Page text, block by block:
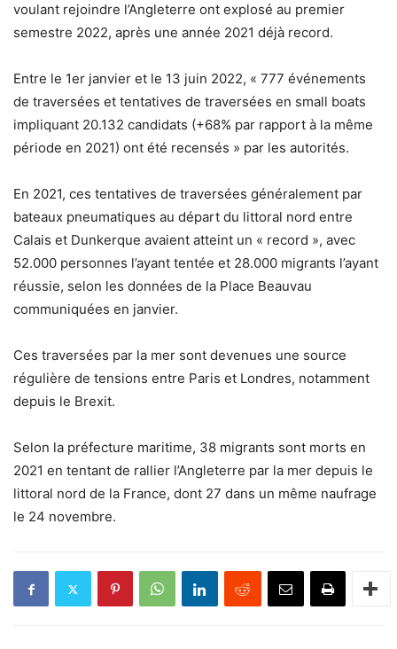
voulant rejoindre l’Angleterre ont explosé au premier
semestre 2022, après une année 2021 déjà record.
Entre le 1er janvier et le 13 juin 2022, « 777 événements
de traversées et tentatives de traversées en small boats
impliquant 20.132 candidats (+68% par rapport à la même
période en 2021) ont été recensés » par les autorités.
En 2021, ces tentatives de traversées généralement par
bateaux pneumatiques au départ du littoral nord entre
Calais et Dunkerque avaient atteint un « record », avec
52.000 personnes l’ayant tentée et 28.000 migrants l’ayant
réussie, selon les données de la Place Beauvau
communiquées en janvier.
Ces traversées par la mer sont devenues une source
régulière de tensions entre Paris et Londres, notamment
depuis le Brexit.
Selon la préfecture maritime, 38 migrants sont morts en
2021 en tentant de rallier l’Angleterre par la mer depuis le
littoral nord de la France, dont 27 dans un même naufrage
le 24 novembre.